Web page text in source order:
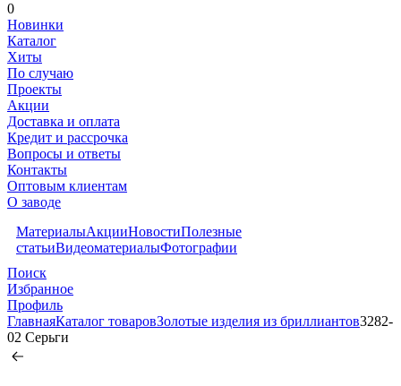
0
Новинки
Каталог
Хиты
По случаю
Проекты
Акции
Доставка и оплата
Кредит и рассрочка
Вопросы и ответы
Контакты
Оптовым клиентам
О заводе
МатериалыАкцииНовостиПолезные
статьиВидеоматериалыФотографии
Поиск
Избранное
Профиль
ГлавнаяКаталог товаровЗолотые изделия из бриллиантов3282-
02 Серьги